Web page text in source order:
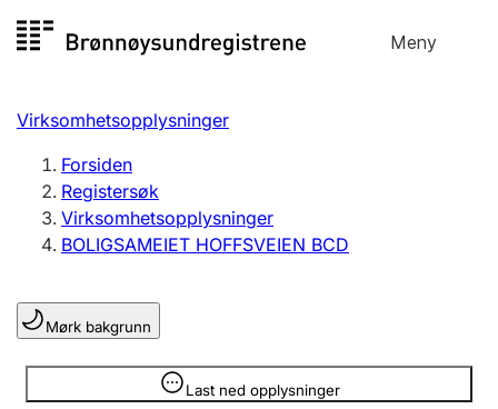
til
Meny
Registersøk
Aksjeselskap
Enkeltpersonforetak
Registrere, endre, slette
Lag og forening
Registrere, endre, slette
Virksomhetsopplysninger
Forsiden
Registersøk
Virksomhetsopplysninger
BOLIGSAMEIET HOFFSVEIEN BCD
Mørk bakgrunn
Last ned opplysninger
Opplysninger er skjult